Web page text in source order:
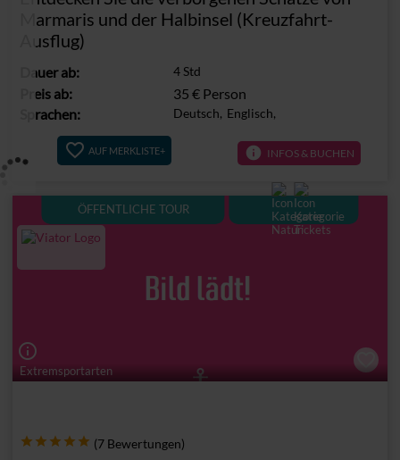
Marmaris und der Halbinsel (Kreuzfahrt-
Ausflug)
Sprachen:
Dauerab:
Preis ab:
Deutsch, Englisch,
4 Std
35 € Person
AUF MERKLISTE+ info INFOS & BUCHEN
Extremsportarten
info_outline
(7 Bewertungen)
ÖFFENTLICHE TOUR